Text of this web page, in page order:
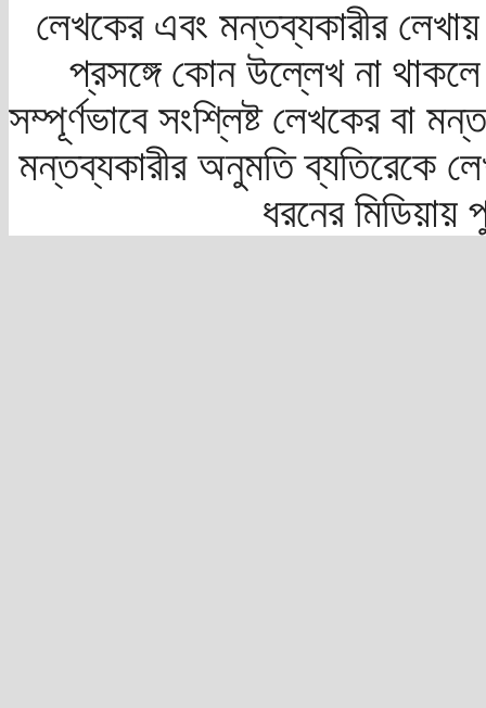
লেখকের এবং মন্তব্যকারীর
প্রসঙ্গে কোন উল্লেখ না
সম্পূর্ণভাবে সংশ্লিষ্ট লেখকের বা
মন্তব্যকারীর অনুমতি ব্যতিরেকে
ধরনের মিডিয়ায়